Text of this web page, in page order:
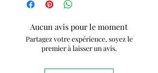
Aucun avis pour le moment
Partagez votre expérience, soyez le
premier à laisser un avis.